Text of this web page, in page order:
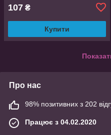
107 ₴
Купити
Про нас
98% позитивних з 202
Працює з 04.02.2020